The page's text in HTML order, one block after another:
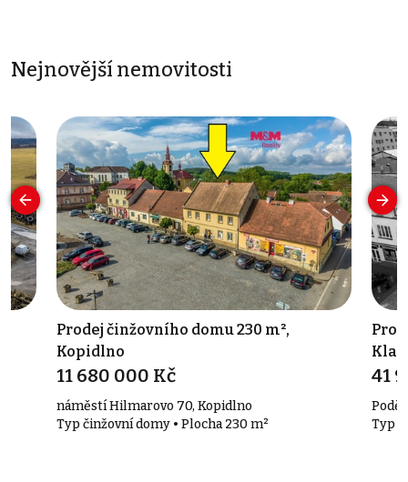
Nejnovější nemovitosti
Prodej činžovního domu 230 m²,
Kopidlno
11 680 000 Kč
náměstí Hilmarovo 70, Kopidlno
Typ činžovní domy • Plocha 230 m²
41
Typ